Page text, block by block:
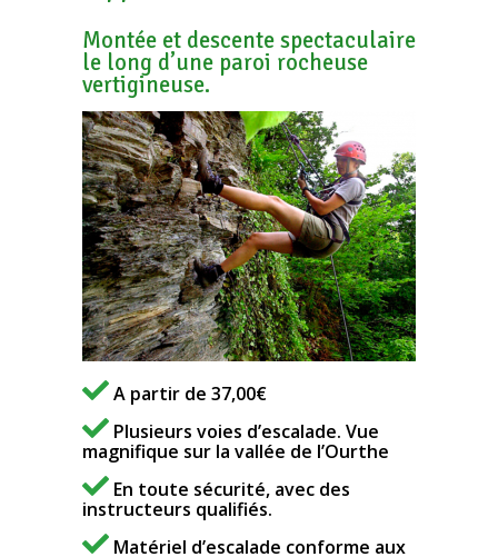
Montée et descente spectaculaire
le long d’une paroi rocheuse
vertigineuse.
A partir de 37,00€
Plusieurs voies d’escalade. Vue
magnifique sur la vallée de l’Ourthe
En toute sécurité, avec des
instructeurs qualifiés.
Matériel d’escalade conforme aux